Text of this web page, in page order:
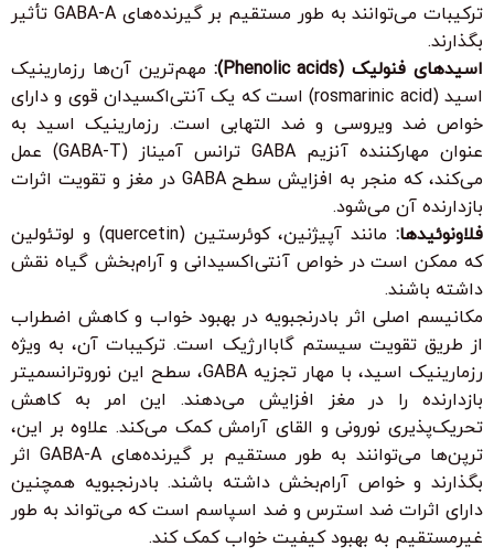
ترکیبات می‌توانند به طور مستقیم بر گیرنده‌های GABA-A تأثیر
بگذارند.
اسیدهای فنولیک (Phenolic acids):
مهم‌ترین آن‌ها رزمارینیک
اسید (rosmarinic acid) است که یک آنتی‌اکسیدان قوی و دارای
خواص ضد ویروسی و ضد التهابی است. رزمارینیک اسید به
عنوان مهارکننده آنزیم GABA ترانس آمیناز (GABA-T) عمل
می‌کند، که منجر به افزایش سطح GABA در مغز و تقویت اثرات
بازدارنده آن می‌شود.
فلاونوئیدها:
مانند آپیژنین، کوئرستین (quercetin) و لوتئولین
که ممکن است در خواص آنتی‌اکسیدانی و آرام‌بخش گیاه نقش
داشته باشند.
مکانیسم اصلی اثر بادرنجبویه در بهبود خواب و کاهش اضطراب
از طریق تقویت سیستم گاباارژیک است. ترکیبات آن، به ویژه
رزمارینیک اسید، با مهار تجزیه GABA، سطح این نوروترانسمیتر
بازدارنده را در مغز افزایش می‌دهند. این امر به کاهش
تحریک‌پذیری نورونی و القای آرامش کمک می‌کند. علاوه بر این،
ترپن‌ها می‌توانند به طور مستقیم بر گیرنده‌های GABA-A اثر
بگذارند و خواص آرام‌بخش داشته باشند. بادرنجبویه همچنین
دارای اثرات ضد استرس و ضد اسپاسم است که می‌تواند به طور
غیرمستقیم به بهبود کیفیت خواب کمک کند.